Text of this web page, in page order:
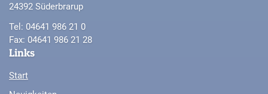
24392 Süderbrarup
Tel: 04641 986 21 0
Fax: 04641 986 21 28
Links
Start